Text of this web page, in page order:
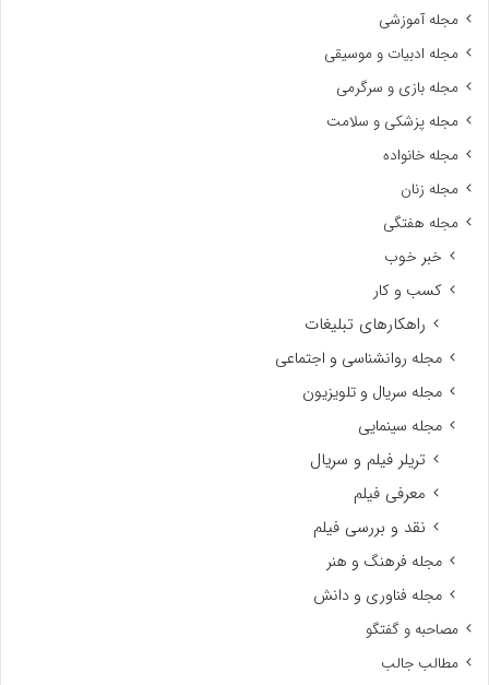
مجله آموزشی
مجله ادبیات و موسیقی
مجله بازی و سرگرمی
مجله پزشکی و سلامت
مجله خانواده
مجله زنان
مجله هفتگی
خبر خوب
کسب و کار
راهکارهای تبلیغات
مجله روانشناسی و اجتماعی
مجله سریال و تلویزیون
مجله سینمایی
تریلر فیلم و سریال
معرفی فیلم
نقد و بررسی فیلم
مجله فرهنگ و هنر
مجله فناوری و دانش
مصاحبه و گفتگو
مطالب جالب